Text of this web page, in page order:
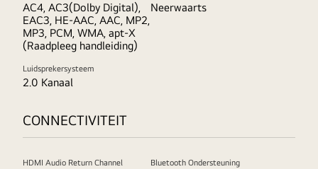
AC4, AC3(Dolby Digital),
EAC3, HE-AAC, AAC, MP2,
MP3, PCM, WMA, apt-X
(Raadpleeg handleiding)
Neerwaarts
Luidsprekersysteem
2.0 Kanaal
CONNECTIVITEIT
HDMI Audio Return Channel Bluetooth Ondersteuning